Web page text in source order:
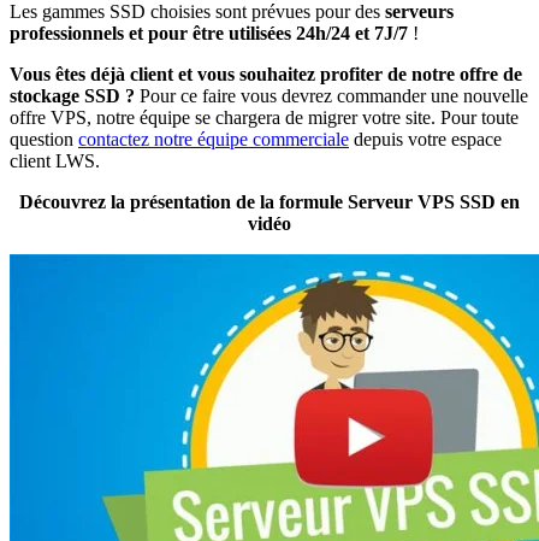
Les gammes SSD choisies sont prévues pour des serveurs
professionnels et pour être utilisées 24h/24 et 7J/7 !
Vous êtes déjà client et vous souhaitez profiter de notre offre de
stockage SSD ? Pour ce faire vous devrez commander une nouvelle
offre VPS, notre équipe se chargera de migrer votre site. Pour toute
question contactez notre équipe commerciale depuis votre espace
client LWS.
Découvrez la présentation de la formule Serveur VPS SSD en
vidéo